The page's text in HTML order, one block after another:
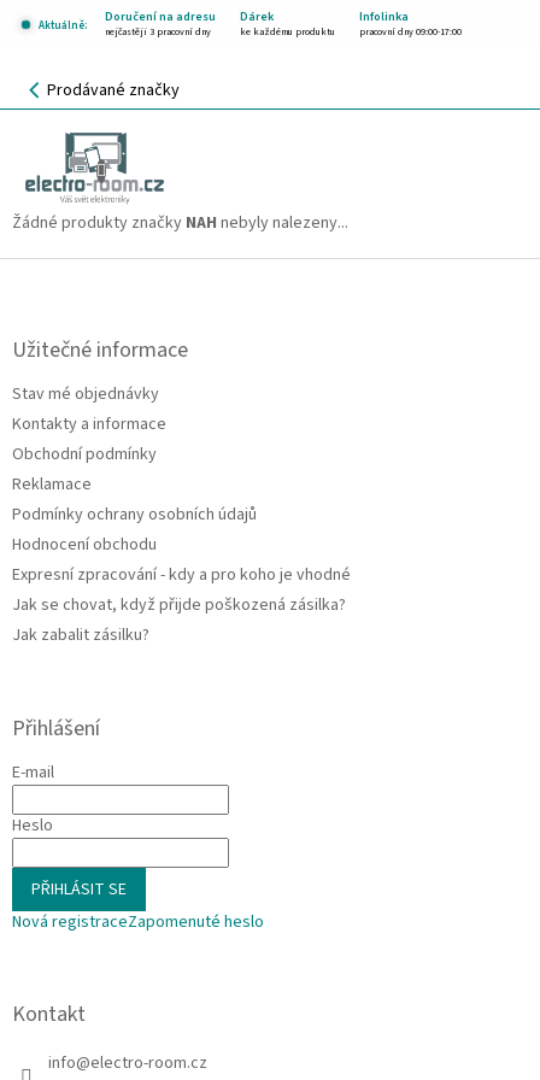
Aktuálně:
Doručení na adresu Dárek Infolinka
nejčastěji 3 pracovní dny ke každému produktu pracovní dny 09:00-17:00
NÁKUPNÍ
KOŠÍK
Prodávané značky
NAH
Žádné produkty značky NAH nebyly nalezeny...
Z
Užitečné informace
Stav mé objednávky
Kontakty a informace
Obchodní podmínky
Reklamace
Podmínky ochrany osobních údajů
Hodnocení obchodu
Expresní zpracování - kdy a pro koho je vhodné
Jak se chovat, když přijde poškozená zásilka?
Jak zabalit zásilku?
Přihlášení
E-mail
Heslo
PŘIHLÁSIT SE
Nová registraceZapomenuté heslo
Kontakt
info@electro-room.cz